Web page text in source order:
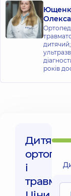
для
Центр
років
Дитяча
ортопедія
і